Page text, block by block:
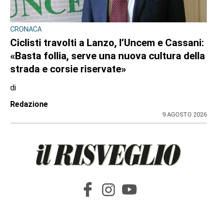
CRONACA
Nubifragio sul Canavese, albero caduto tra
Front e Favria
9 AGOSTO 2026